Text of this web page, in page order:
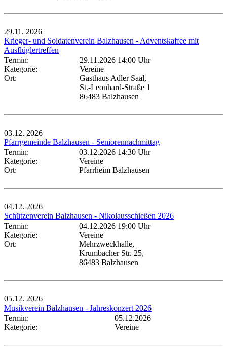
29.11. 2026
Krieger- und Soldatenverein Balzhausen - Adventskaffee mit
Ausflüglertreffen
Termin:
29.11.2026 14:00 Uhr
Kategorie:
Vereine
Ort:
Gasthaus Adler Saal,
St.-Leonhard-Straße 1
86483 Balzhausen
03.12. 2026
Pfarrgemeinde Balzhausen - Seniorennachmittag
Termin:
03.12.2026 14:30 Uhr
Kategorie:
Vereine
Ort:
Pfarrheim Balzhausen
04.12. 2026
Schützenverein Balzhausen - Nikolausschießen 2026
Termin:
04.12.2026 19:00 Uhr
Kategorie:
Vereine
Ort:
Mehrzweckhalle,
Krumbacher Str. 25,
86483 Balzhausen
05.12. 2026
Musikverein Balzhausen - Jahreskonzert 2026
Termin:
05.12.2026
Kategorie:
Vereine